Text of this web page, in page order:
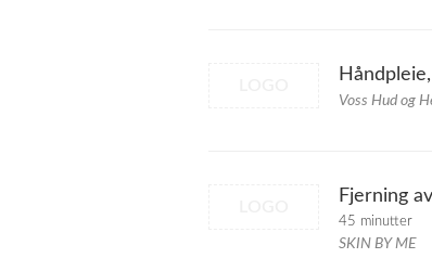
Voss Hud og
Fjerning
45 minutter
SKIN BY ME